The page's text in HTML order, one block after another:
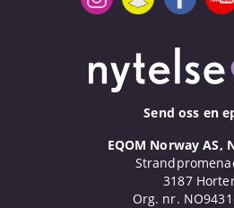
Send oss en
EQOM Norway AS,
3187
Org. nr.